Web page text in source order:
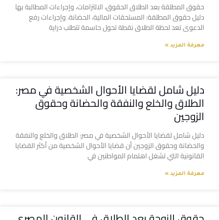
حقوق المطلقة بعد الطلاق الحقوق، الالتزامات، وإجراءات المطالبة بها
دليل حقوق المطلقة: المستحقات المالية، الحضانة، وإجراءات رفع
الدعوى تعد لحظة الطلاق نقطة تحول حاسمة تتطلب دراية
معرفة المزيد »
دليل شامل لقضايا الأحوال الشخصية في مصر:
الطلاق والخلع والنفقة والحضانة وحقوق
الزوجين
دليل شامل لقضايا الأحوال الشخصية في مصر: الطلاق والخلع والنفقة
والحضانة وحقوق الزوجين أن قضايا الأحوال الشخصية من أكثر القضايا
القانونية التي تشغل اهتمام المواطنين في
معرفة المزيد »